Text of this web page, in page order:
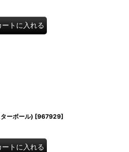
ートに入れる
ーボール) [967929]
ートに入れる